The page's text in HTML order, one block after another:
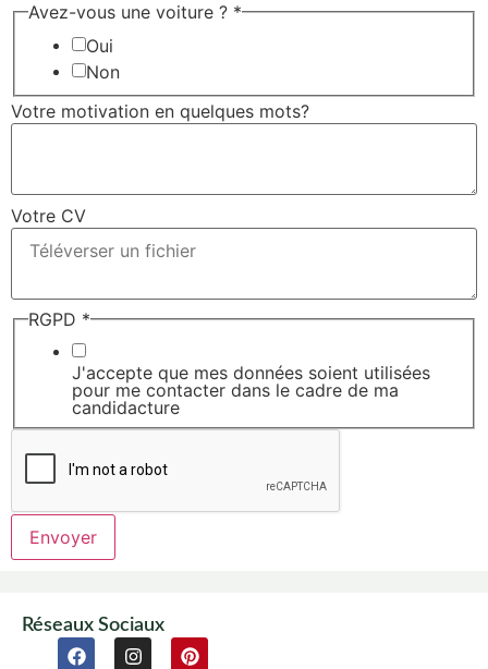
formation?
mots?
Avez-vous une voiture ? *
Oui
Non
Votre motivation en quelques mots?
Votre CV
RGPD *
J'accepte que mes données soient utilisées
pour me contacter dans le cadre de ma
candidacture
Envoyer
Réseaux Sociaux